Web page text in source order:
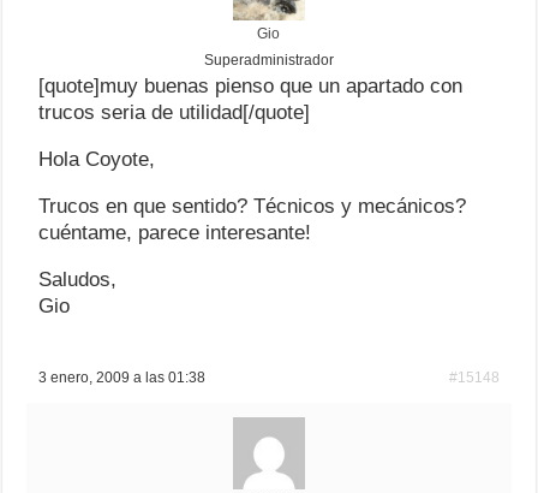
Gio
Superadministrador
[quote]muy buenas pienso que un apartado con
trucos seria de utilidad[/quote]
Hola Coyote,
Trucos en que sentido? Técnicos y mecánicos?
cuéntame, parece interesante!
Saludos,
Gio
3 enero, 2009 a las 01:38 #15148